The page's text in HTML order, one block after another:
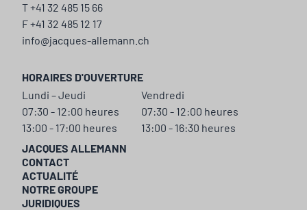
T +41 32 485 15 66
F +41 32 485 12 17
info@jacques-allemann.ch
HORAIRES D'OUVERTURE
Lundi – Jeudi
07:30 - 12:00 heures
13:00 - 17:00 heures
Vendredi
07:30 - 12:00 heures
13:00 - 16:30 heures
JACQUES ALLEMANN
CONTACT
ACTUALITÉ
NOTRE GROUPE
JURIDIQUES